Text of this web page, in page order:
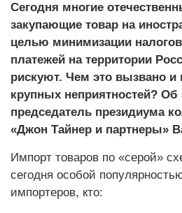
Сегодня многие
закупающие товар на
целью минимизации
платежей на территории
рискуют. Чем это вызвано
крупных неприятностей? Об
председатель президиума
«Джон Тайнер и партнеры»
Импорт товаров по «серой»
сегодня особой
импортеров, кто: